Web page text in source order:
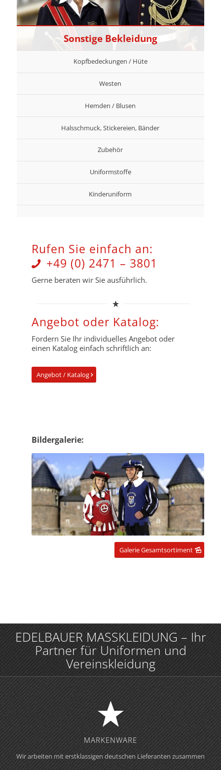
Sonstige Bekleidung
Kopfbedeckungen / Hüte
Westen
Hemden / Blusen
Halsschmuck, Stickereien, Bänder
Zubehör
Uniformstoffe
Kinderuniform
Rufen Sie einfach an:
+49 (0) 2471 – 3801
Gerne beraten wir Sie ausführlich.
Angebot oder Katalog:
Fordern Sie Ihr individuelles Angebot oder
einen Katalog einfach schriftlich an:
Angebot / Katalog
Bildergalerie:
Galerie Gesamtsortiment
EDELBAUER MASSKLEIDUNG – Ihr
Partner für Uniformen und
Vereinskleidung
MARKENWARE
Wir arbeiten mit erstklassigen deutschen Lieferanten zusammen